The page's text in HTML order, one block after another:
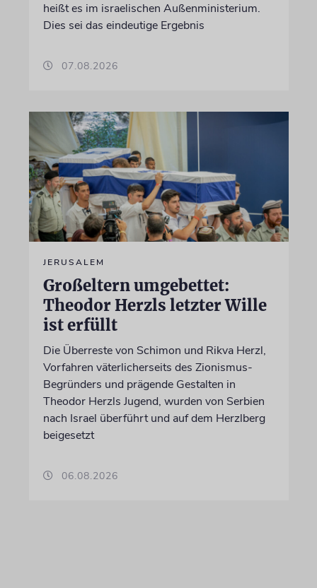
heißt es im israelischen Außenministerium.
Dies sei das eindeutige Ergebnis
07.08.2026
JERUSALEM
Großeltern umgebettet:
Theodor Herzls letzter Wille
ist erfüllt
Die Überreste von Schimon und Rikva Herzl,
Vorfahren väterlicherseits des Zionismus-
Begründers und prägende Gestalten in
Theodor Herzls Jugend, wurden von Serbien
nach Israel überführt und auf dem Herzlberg
beigesetzt
06.08.2026